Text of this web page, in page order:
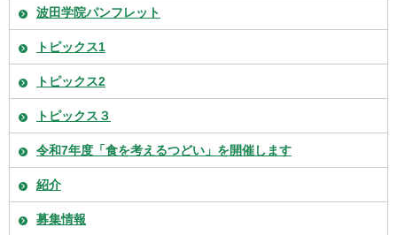
波田学院パンフレット
トピックス1
トピックス2
トピックス３
令和7年度「食を考えるつどい」を開催します
紹介
募集情報